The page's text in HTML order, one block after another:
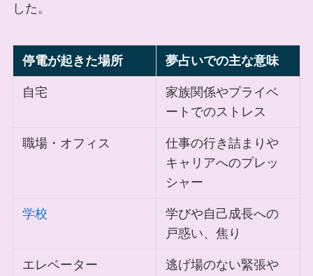
した。
停電が起きた場所 夢占いでの主な意味
自宅
家族関係やプライベ
ートでのストレス
職場・オフィス
仕事の行き詰まりや
キャリアへのプレッ
シャー
学校
学びや自己成長への
戸惑い、焦り
エレベーター
逃げ場のない緊張や